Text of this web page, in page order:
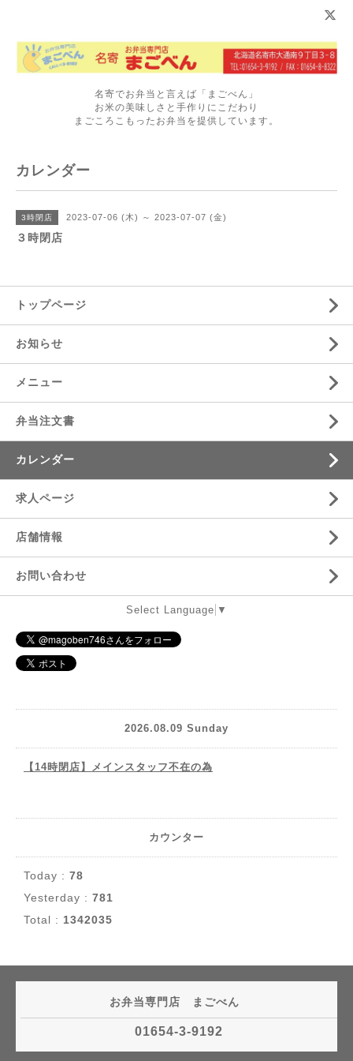
名寄でお弁当と言えば「まごべん」
お米の美味しさと手作りにこだわり
まごころこもったお弁当を提供しています。
カレンダー
3時閉店 2023-07-06 (木) ～ 2023-07-07 (金)
３時閉店
トップページ
お知らせ
メニュー
弁当注文書
カレンダー
求人ページ
店舗情報
お問い合わせ
Select Language ▼
2026.08.09 Sunday
【14時閉店】メインスタッフ不在の為
カウンター
Today : 78
Yesterday : 781
Total : 1342035
お弁当専門店 まごべん
01654-3-9192